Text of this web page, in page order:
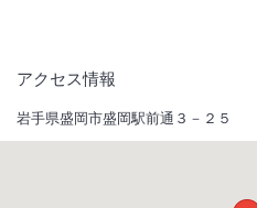
アクセス情報
岩手県盛岡市盛岡駅前通３－２５